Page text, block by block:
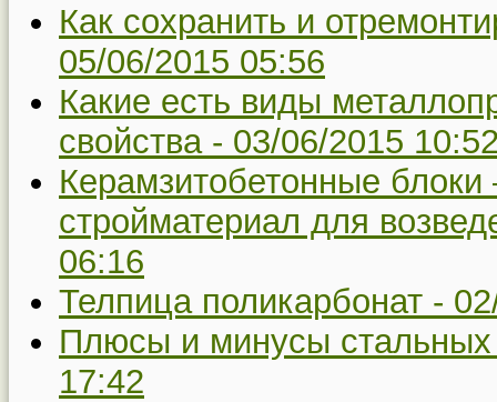
Как сохранить и
05/06/2015 05:56
Какие есть виды
свойства - 03/06/2015
Керамзитобетонные
стройматериал для
06:16
Телпица поликарбонат -
Плюсы и минусы
17:42